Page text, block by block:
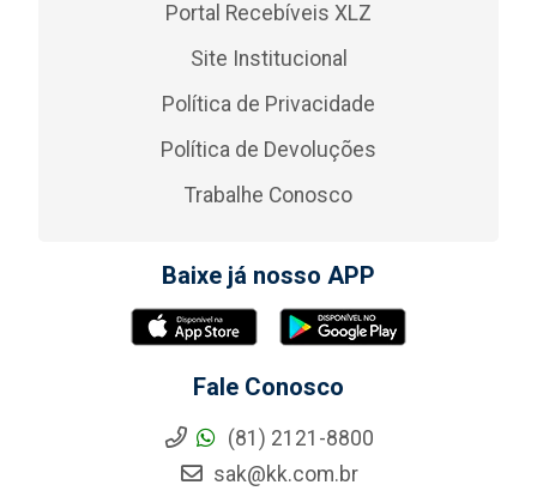
Portal Recebíveis XLZ
Site Institucional
Política de Privacidade
Política de Devoluções
Trabalhe Conosco
Baixe já nosso APP
Fale Conosco
(81) 2121-8800
sak@kk.com.br